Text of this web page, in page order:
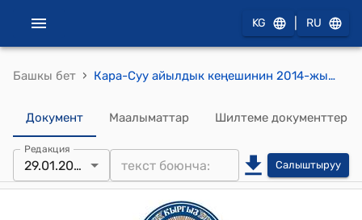
KG RU
Башкы бет › Кара-Суу айылдык кеңешинин 2014-жылдын 29-январындагы № 13/2 "«Кара-Суу айыл өкмөтүн өнүктүрүүнүн «Жол картасын» бекитүү жөнүндө" токтому
Документ Маалыматтар Шилтеме документтер
Редакция
29.01.2014 Салыштыруу